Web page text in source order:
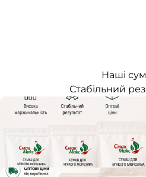
Наші
Стабільний